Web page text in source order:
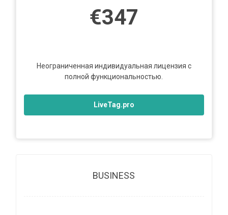
€347
Неограниченная индивидуальная лицензия с
полной функциональностью.
LiveTag.pro
BUSINESS